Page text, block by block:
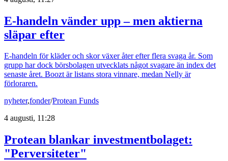
E-handeln vänder upp – men aktierna
släpar efter
E-handeln för kläder och skor växer åter efter flera svaga år. Som
grupp har dock börsbolagen utvecklats något svagare än index det
senaste året. Boozt är listans stora vinnare, medan Nelly är
förloraren.
nyheter,fonder/Protean Funds
4 augusti, 11:28
Protean blankar investmentbolaget:
"Perversiteter"